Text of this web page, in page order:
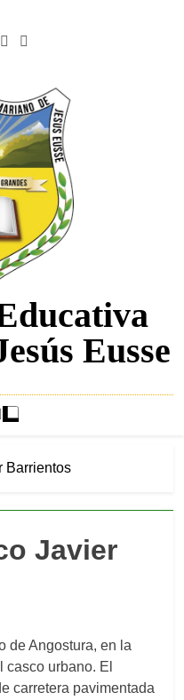
Eusse
Barrientos
Javier
de Angostura, en la
casco urbano. El
carretera pavimentada